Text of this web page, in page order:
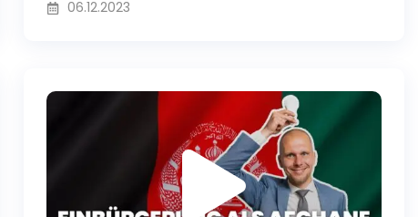
i
06.12.2023
R